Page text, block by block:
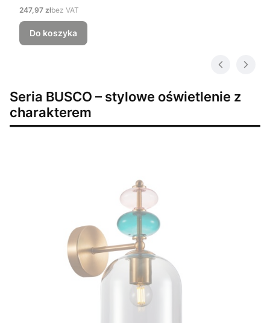
Cena
247,97 złbez VAT
Do koszyka
Seria BUSCO – stylowe oświetlenie z
charakterem